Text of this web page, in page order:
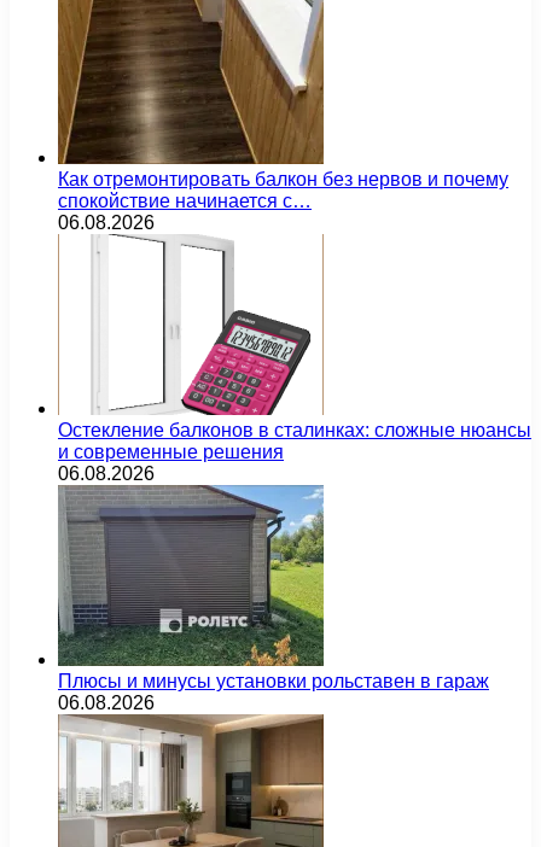
Как отремонтировать балкон без нервов и почему
спокойствие начинается с…
06.08.2026
Остекление балконов в сталинках: сложные нюансы
и современные решения
06.08.2026
Плюсы и минусы установки рольставен в гараж
06.08.2026